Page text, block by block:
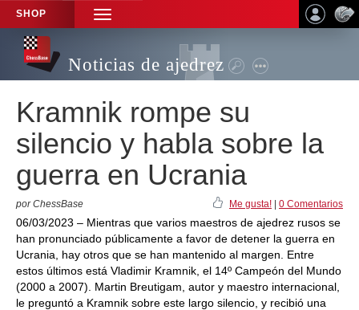
SHOP
TOGGLE
NAVIGATION
Noticias de ajedrez
Kramnik rompe su
silencio y habla sobre la
guerra en Ucrania
por ChessBase Me gusta! 0 Comentarios
06/03/2023 – Mientras que varios maestros de ajedrez rusos se
han pronunciado públicamente a favor de detener la guerra en
Ucrania, hay otros que se han mantenido al margen. Entre
estos últimos está Vladimir Kramnik, el 14º Campeón del Mundo
(2000 a 2007). Martin Breutigam, autor y maestro internacional,
le preguntó a Kramnik sobre este largo silencio, y recibió una